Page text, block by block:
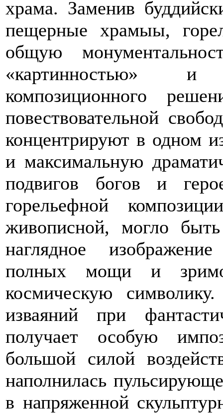
храма. Заменив
пещерные храмыы,
общую
«картинностью»
композиционного
повествовательной
концентрируют в одном
и максимальную
подвигов богов и
горельефной
живописной, могло
наглядное
полных мощи и
космическую
изваяний при
получает особую
большой силой
наполнилась
в напряженной